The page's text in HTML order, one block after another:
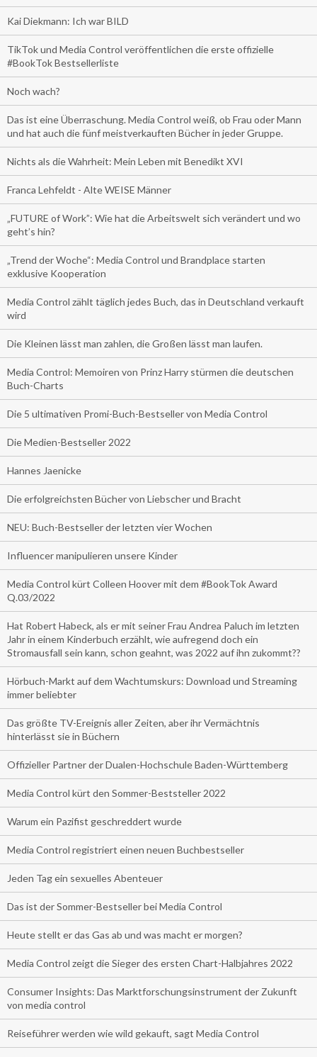
Kai Diekmann: Ich war BILD
TikTok und Media Control veröffentlichen die erste offizielle
#BookTok Bestsellerliste
Noch wach?
Das ist eine Überraschung. Media Control weiß, ob Frau oder Mann
und hat auch die fünf meistverkauften Bücher in jeder Gruppe.
Nichts als die Wahrheit: Mein Leben mit Benedikt XVI
Franca Lehfeldt - Alte WEISE Männer
„FUTURE of Work”: Wie hat die Arbeitswelt sich verändert und wo
geht’s hin?
„Trend der Woche“: Media Control und Brandplace starten
exklusive Kooperation
Media Control zählt täglich jedes Buch, das in Deutschland verkauft
wird
Die Kleinen lässt man zahlen, die Großen lässt man laufen.
Media Control: Memoiren von Prinz Harry stürmen die deutschen
Buch-Charts
Die 5 ultimativen Promi-Buch-Bestseller von Media Control
Die Medien-Bestseller 2022
Hannes Jaenicke
Die erfolgreichsten Bücher von Liebscher und Bracht
NEU: Buch-Bestseller der letzten vier Wochen
Influencer manipulieren unsere Kinder
Media Control kürt Colleen Hoover mit dem #BookTok Award
Q.03/2022
Hat Robert Habeck, als er mit seiner Frau Andrea Paluch im letzten
Jahr in einem Kinderbuch erzählt, wie aufregend doch ein
Stromausfall sein kann, schon geahnt, was 2022 auf ihn zukommt??
Hörbuch-Markt auf dem Wachtumskurs: Download und Streaming
immer beliebter
Das größte TV-Ereignis aller Zeiten, aber ihr Vermächtnis
hinterlässt sie in Büchern
Offizieller Partner der Dualen-Hochschule Baden-Württemberg
Media Control kürt den Sommer-Beststeller 2022
Warum ein Pazifist geschreddert wurde
Media Control registriert einen neuen Buchbestseller
Jeden Tag ein sexuelles Abenteuer
Das ist der Sommer-Bestseller bei Media Control
Heute stellt er das Gas ab und was macht er morgen?
Media Control zeigt die Sieger des ersten Chart-Halbjahres 2022
Consumer Insights: Das Marktforschungsinstrument der Zukunft
von media control
Reiseführer werden wie wild gekauft, sagt Media Control